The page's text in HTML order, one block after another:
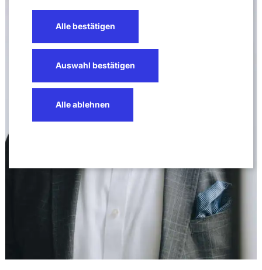
Alle bestätigen
Auswahl bestätigen
Alle ablehnen